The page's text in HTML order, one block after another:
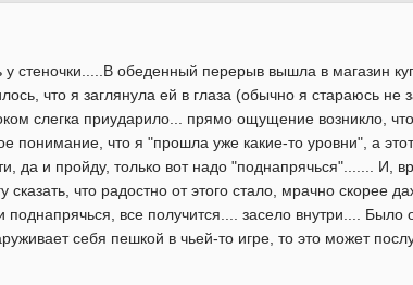
у стеночки.....В обеденный перерыв вышла в магазин
что я заглянула ей в глаза (обычно я стараюсь не
слегка приударило... прямо ощущение возникло,
понимание, что я "прошла уже какие-то уровни", а
да и пройду, только вот надо "поднапрячься"....... И,
сказать, что радостно от этого стало, мрачно скорее
поднапрячься, все получится.... засело внутри....
себя пешкой в чьей-то игре, то это может